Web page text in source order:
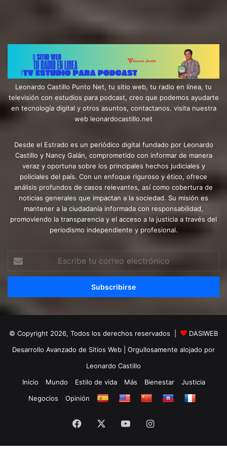
Leonardo Castillo Punto Net, tu sitio web, tu radio en línea, tu
televisión con estudios para podcast, creo que podemos ayudarte
en tecnología digital y otros asuntos, contactanos. visita nuestra
web leonardocastillo.net
Desde el Estrado es un periódico digital fundado por Leonardo
Castillo y Nancy Galán, comprometido con informar de manera
veraz y oportuna sobre los principales hechos judiciales y
policiales del país. Con un enfoque riguroso y ético, ofrece
análisis profundos de casos relevantes, así como cobertura de
noticias generales que impactan a la sociedad. Su misión es
mantener a la ciudadanía informada con responsabilidad,
promoviendo la transparencia y el acceso a la justicia a través del
periodismo independiente y profesional.
correo
© Copyright 2026, Todos los derechos reservados |
DASIWEB
Desarrollo Avanzado de Sitios Web | Orgullosamente alojado por
Leonardo Castillo
Inicio
Mundo Estilo de vida Más Bienestar
Justicia
Negocios
Opinión
Facebook YouTubeInstagram